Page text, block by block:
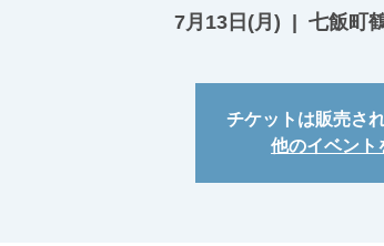
7月13日(月)
  |
七飯町
チケットは販売さ
他のイベント